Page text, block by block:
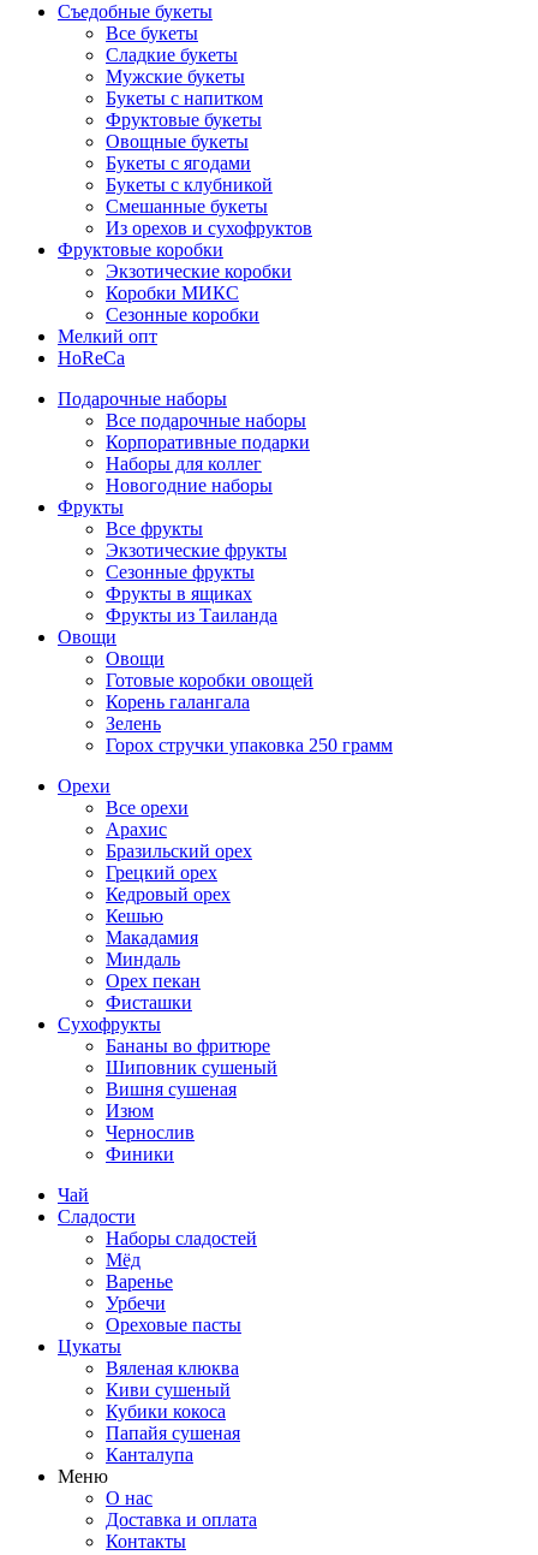
Съедобные букеты
Все букеты
Сладкие букеты
Мужские букеты
Букеты с напитком
Фруктовые букеты
Овощные букеты
Букеты с ягодами
Букеты с клубникой
Смешанные букеты
Из орехов и сухофруктов
Фруктовые коробки
Экзотические коробки
Коробки МИКС
Сезонные коробки
Мелкий опт
HoReCa
Подарочные наборы
Все подарочные наборы
Корпоративные подарки
Наборы для коллег
Новогодние наборы
Фрукты
Все фрукты
Экзотические фрукты
Сезонные фрукты
Фрукты в ящиках
Фрукты из Таиланда
Овощи
Овощи
Готовые коробки овощей
Корень галангала
Зелень
Горох стручки упаковка 250 грамм
Орехи
Все орехи
Арахис
Бразильский орех
Грецкий орех
Кедровый орех
Кешью
Макадамия
Миндаль
Орех пекан
Фисташки
Сухофрукты
Бананы во фритюре
Шиповник сушеный
Вишня сушеная
Изюм
Чернослив
Финики
Чай
Сладости
Наборы сладостей
Мёд
Варенье
Урбечи
Ореховые пасты
Цукаты
Вяленая клюква
Киви сушеный
Кубики кокоса
Папайя сушеная
Канталупа
Меню
О нас
Доставка и оплата
Контакты